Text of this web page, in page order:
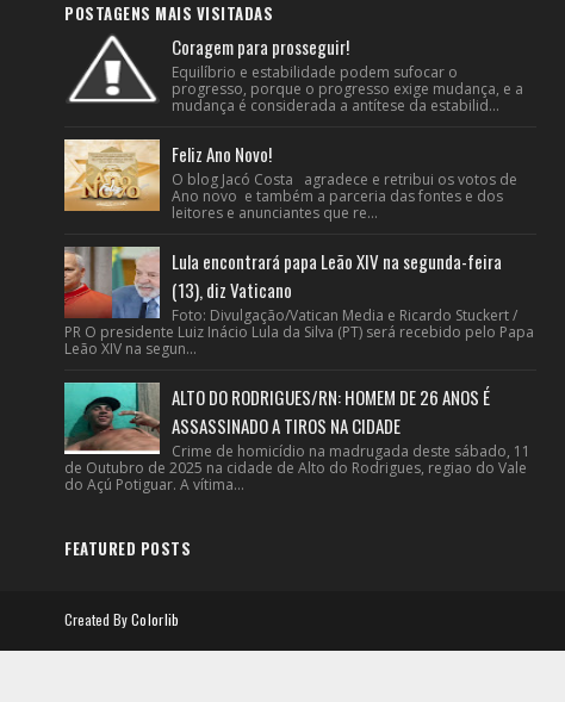
POSTAGENS MAIS VISITADAS
Coragem para prosseguir!
Equilíbrio e estabilidade podem sufocar o
progresso, porque o progresso exige mudança, e a
mudança é considerada a antítese da estabilid...
Feliz Ano Novo!
O blog Jacó Costa agradece e retribui os votos de
Ano novo e também a parceria das fontes e dos
leitores e anunciantes que re...
Lula encontrará papa Leão XIV na segunda-feira
(13), diz Vaticano
Foto: Divulgação/Vatican Media e Ricardo Stuckert /
PR O presidente Luiz Inácio Lula da Silva (PT) será recebido pelo Papa
Leão XIV na segun...
ALTO DO RODRIGUES/RN: HOMEM DE 26 ANOS É
ASSASSINADO A TIROS NA CIDADE
Crime de homicídio na madrugada deste sábado, 11
de Outubro de 2025 na cidade de Alto do Rodrigues, regiao do Vale
do Açú Potiguar. A vítima...
FEATURED POSTS
Created ByColorlib